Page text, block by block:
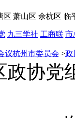
区 萧山区 余杭区 临
九三学社 工商联 市
议杭州市委员会 >政
政协党